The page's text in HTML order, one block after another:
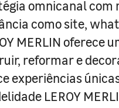
omnicanal com
como site,
MERLIN oferece
reformar e
experiências
LEROY